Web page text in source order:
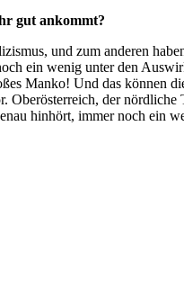
gut ankommt?
und zum anderen
ein wenig unter den
Manko! Und das können
der nördliche
hinhört, immer noch ein